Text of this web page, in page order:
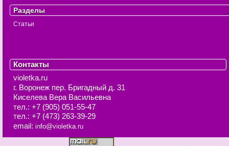
Разделы
Статьи
Контакты
violetka.ru
г. Воронеж пер. Бригадный д. 31
Киселева Вера Васильевна
тел.: +7 (905) 051-55-47
тел.: +7 (473) 263-39-29
email: info@violetka.ru